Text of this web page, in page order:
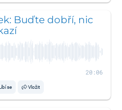
Buďte dobří, nic
20:06
se Vložit